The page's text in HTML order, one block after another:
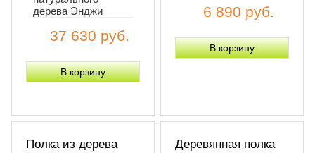
37 630 руб.
6 890 руб.
Полка из дерева
Деревянная полка